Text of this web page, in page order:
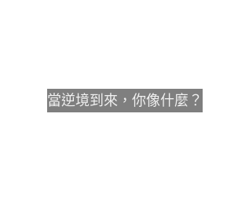
當逆境到來，你像什麼？